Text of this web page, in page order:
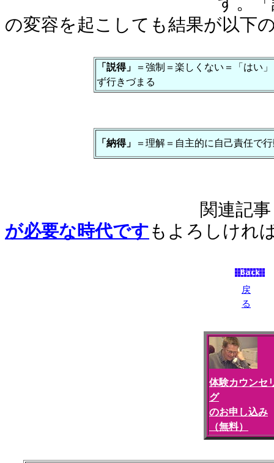
の変容を起こしても結果が以下
「説得」
＝強制＝楽しくない＝「はい
ず行きづまる
「納得」 ＝理解＝自主的に自己責任で
関連記事とし
が必要な時代ですもよろしけれ
戻
る
体験カウンセ
グ
のお申し込み
（無料）